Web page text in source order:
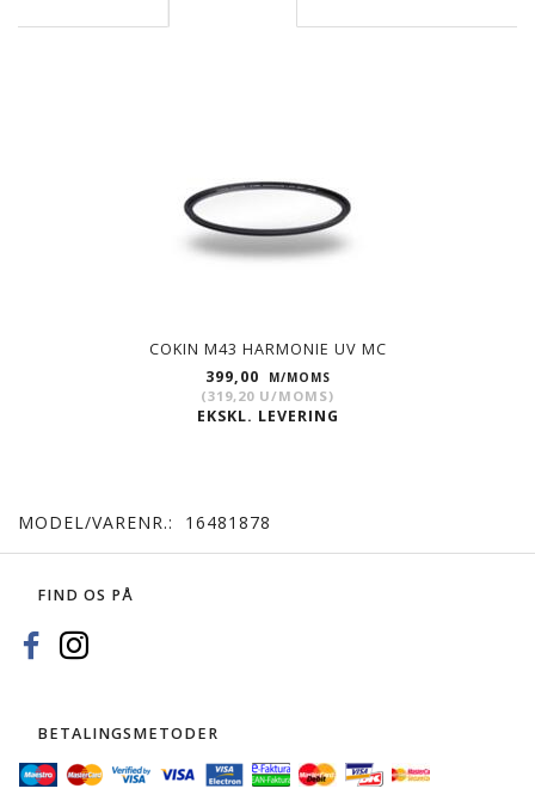
COKIN M43 HARMONIE UV MC
399,00
M/MOMS
(319,20 U/MOMS)
EKSKL. LEVERING
MODEL/VARENR.: 16481878
FIND OS PÅ
BETALINGSMETODER